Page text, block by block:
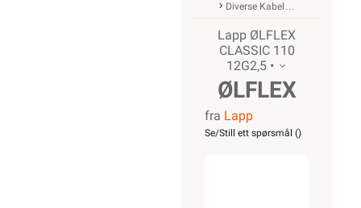
Diverse Kabel
Lapp ØLFLEX
CLASSIC 110
12G2,5 •
ØLFLEX
CLASSIC
fra Lapp
Se/Still ett spørsmål ()